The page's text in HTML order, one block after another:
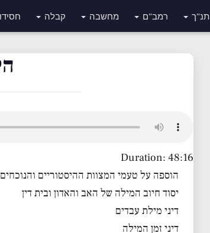
תנ"ך רמב"ם מחשבה קבלה
Duration: 48:16
הוספה על טעמי המצוות ההיסטוריים והנוכחים
יסוד חיוב המילה של האב והאדון ובית דין
דיני מילת עבדים
דיני זמן המילה